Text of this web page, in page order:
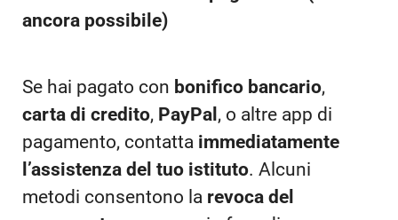
ancora possibile)
Se hai pagato con bonifico bancario,
carta di credito, PayPal , o altre app di
pagamento, contatta immediatamente
l’assistenza del tuo istituto. Alcuni
metodi consentono la revoca del